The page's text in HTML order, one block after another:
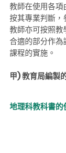
教師在使用各
按其專業判斷，
教師亦可按照
合適的部分作
課程的實施。
甲) 教育局編製
地理科教科書